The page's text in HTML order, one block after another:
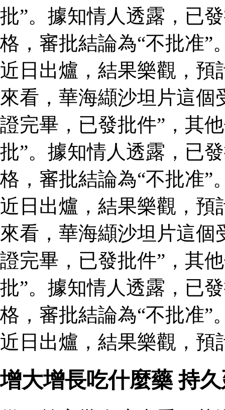
批”。據知情人透露，已
格，審批結論為“不批准”
近日出爐，結果樂觀，預
來看，華海纈沙坦片這個
證完畢，已發批件”，其
批”。據知情人透露，已
格，審批結論為“不批准”
近日出爐，結果樂觀，預
來看，華海纈沙坦片這個
證完畢，已發批件”，其
批”。據知情人透露，已
格，審批結論為“不批准”
近日出爐，結果樂觀，預
增大增長吃什麼藥 持